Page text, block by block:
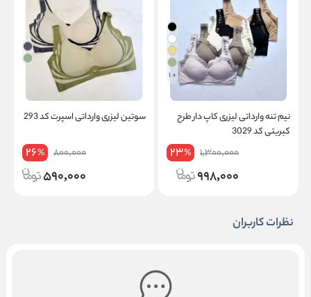
+ 1
نیم‌ تنه وارداتی لیزری کاپ دار طرح
کبریتی کد 3029
1,300,000
23%
998,000
سوتین لیزری وارداتی اسپرت کد 293
800,000
26%
590,000
نظرات کاربران